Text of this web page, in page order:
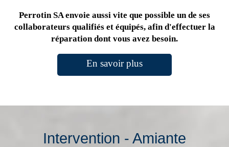
Perrotin SA envoie aussi vite que possible un de ses
collaborateurs qualifiés et équipés, afin d'effectuer la
réparation dont vous avez besoin.
En savoir plus
Intervention - Amiante